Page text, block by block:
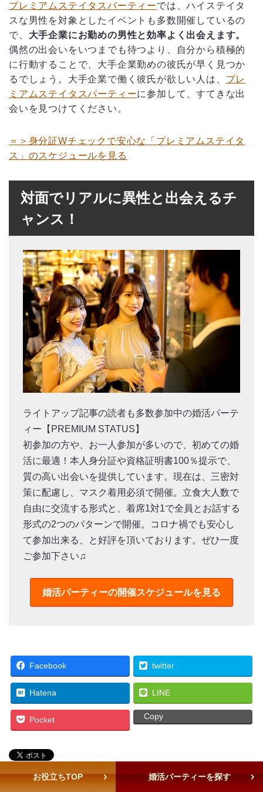
プレミアムステイタスパーティーでは、ハイステイタ
スな男性を対象としたイベントも多数開催しているの
で、 大手企業にお勤めの男性と効率よく出会えます。
偶然の出会いをいつまでも待つより、自分から積極的
に行動することで、大手企業勤めの彼氏が早く見つか
るでしょう。大手企業で働く彼氏が欲しい人は、 プレ
ミアムステイタスパーティーに参加して、すてきな出
会いを見つけてください。
＝＞身分証Wチェックで安心な「プレミアムステイタ
ス」のスケジュールを見る
対面でリアルに異性と出会えるチ
ャンス！
ライトアップ記事の読者も多数参加中の婚活パーテ
ィー【PREMIUM STATUS】
初参加の方や、お一人参加が多いので、初めての婚
活に最適！本人身分証や資格証明書100％提示で、
質の高い出会いを提供しています。現在は、三密対
策に配慮し、マスク着用必須で開催。立食大人数で
自由に交流する形式と、着席1対1で全員とお話する
形式の2つのパターンで開催。コロナ禍でも安心し
て参加出来る、と好評を頂いております。ぜひ一度
ご参加下さい♫
婚活パーティーの開催スケジュールを見る
Facebook twitter
Hatena LINE
Pocket Copy
お役立ちTOP 婚活パーティーを探す